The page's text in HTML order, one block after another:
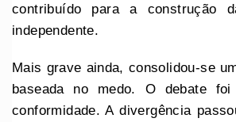
contribuído para a construção
independente.
Mais grave ainda, consolidou-se
baseada no medo. O debate
conformidade. A divergência